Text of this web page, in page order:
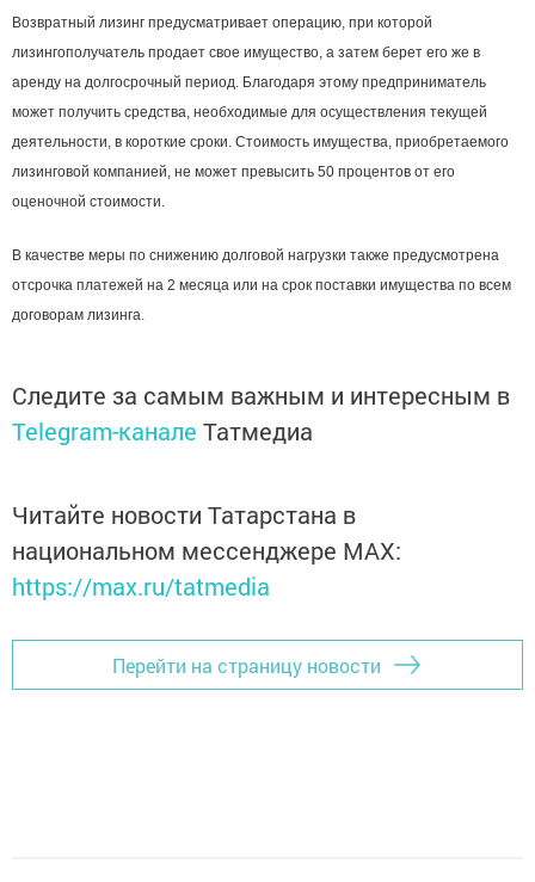
Возвратный лизинг предусматривает операцию, при которой
лизингополучатель продает свое имущество, а затем берет его же в
аренду на долгосрочный период. Благодаря этому предприниматель
может получить средства, необходимые для осуществления текущей
деятельности, в короткие сроки. Стоимость имущества, приобретаемого
лизинговой компанией, не может превысить 50 процентов от его
оценочной стоимости.
В качестве меры по снижению долговой нагрузки также предусмотрена
отсрочка платежей на 2 месяца или на срок поставки имущества по всем
договорам лизинга.
Следите за самым важным и интересным в
Telegram-канале Татмедиа
Читайте новости Татарстана в
национальном мессенджере MАХ:
https://max.ru/tatmedia
Перейти на страницу новости